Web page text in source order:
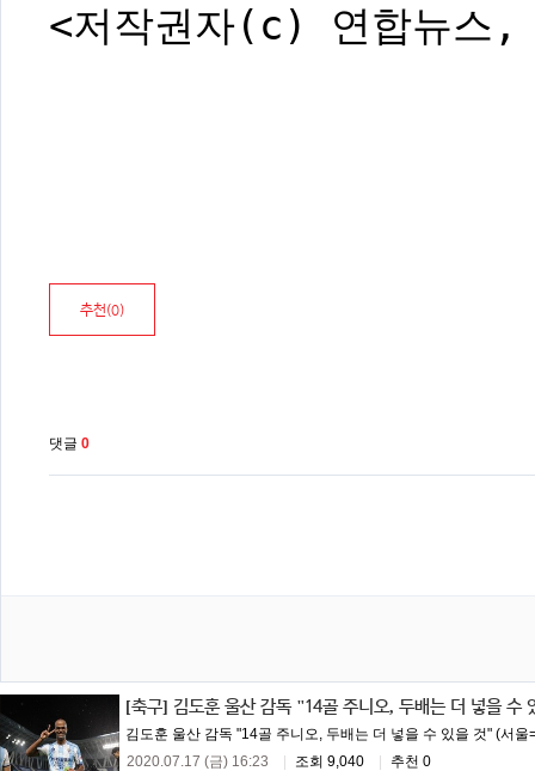
<저작권자(c) 연합뉴스
추천(0)
댓글 0
[축구] 김도훈 울산 감독 "14골 주니오, 두배는 더 넣을 수
김도훈 울산 감독 "14골 주니오, 두배는 더 넣을 수 있을 것" (서
2020.07.17 (금) 16:23
조회 9,040 추천 0